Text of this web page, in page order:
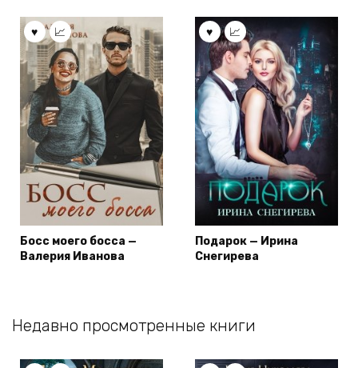
Босс моего босса —
Валерия Иванова
Подарок — Ирина
Снегирева
Недавно просмотренные книги